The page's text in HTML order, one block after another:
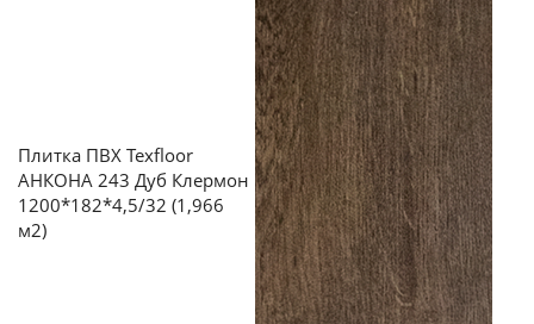
Плитка ПВХ Texfloor
АНКОНА 243 Дуб Клермон
1200*182*4,5/32 (1,966
м2)